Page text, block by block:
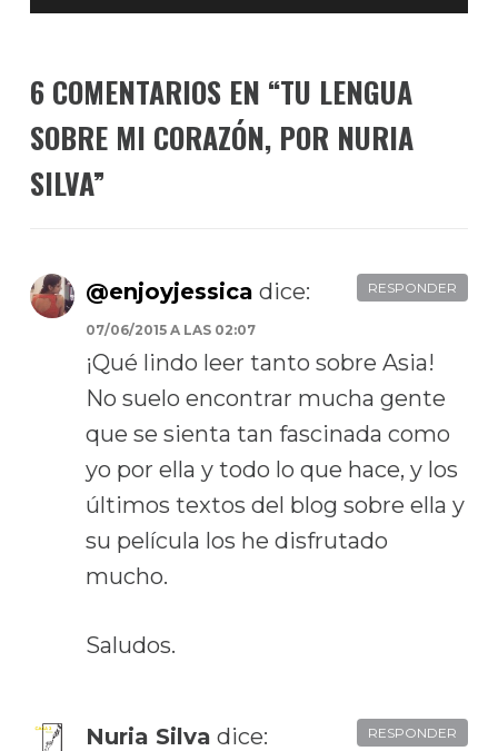
6 COMENTARIOS EN “TU LENGUA
SOBRE MI CORAZÓN, POR NURIA
SILVA”
@enjoyjessica dice:
07/06/2015 A LAS 02:07
¡Qué lindo leer tanto sobre Asia!
No suelo encontrar mucha gente
que se sienta tan fascinada como
yo por ella y todo lo que hace, y los
últimos textos del blog sobre ella y
su película los he disfrutado
mucho.
Saludos.
RESPONDER
Nuria Silva dice: RESPONDER